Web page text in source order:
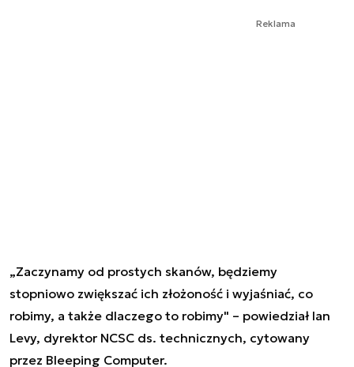
Reklama
„Zaczynamy od prostych skanów, będziemy
stopniowo zwiększać ich złożoność i wyjaśniać, co
robimy, a także dlaczego to robimy" – powiedział Ian
Levy, dyrektor NCSC ds. technicznych, cytowany
przez Bleeping Computer.